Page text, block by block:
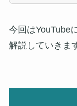
今回はYouTube
解説していきま